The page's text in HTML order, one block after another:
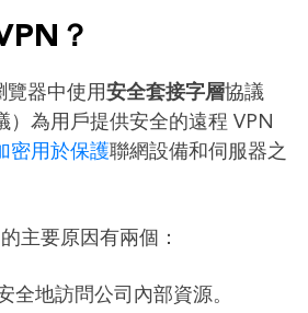
？
覽器中使用安全套接字層協議
）為用戶提供安全的遠程 VPN
密用於保護聯網設備和伺服器之
主要原因有兩個：
全地訪問公司內部資源。